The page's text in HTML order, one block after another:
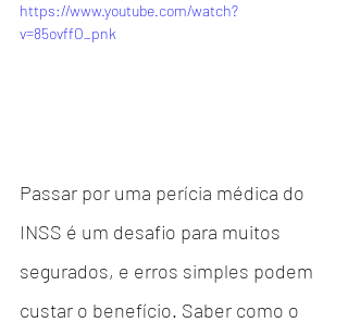
https://www.youtube.com/watch?
v=85ovffO_pnk
Passar por uma perícia médica do
INSS é um desafio para muitos
segurados, e erros simples podem
custar o benefício. Saber como o